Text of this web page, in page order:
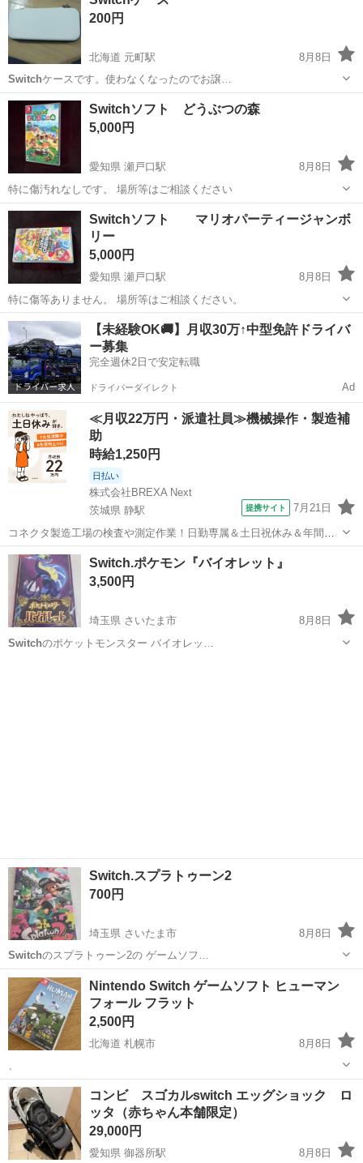
200円
北海道 元町駅
8月8日
Switchケースです。使わなくなったのでお譲…
北海道 札幌市 元町駅 携帯アクセサリー
Switchソフト どうぶつの森
5,000円
愛知県 瀬戸口駅
8月8日
特に傷汚れなしです。 場所等はご相談ください
愛知 瀬戸市 テレビゲーム
Switchソフト マリオパーティージャンボ
リー
5,000円
愛知県 瀬戸口駅
8月8日
特に傷等ありません。 場所等はご相談ください。
愛知 瀬戸市 瀬戸口駅 テレビゲーム Switch
【未経験OK🚚】月収30万↑中型免許ドライバ
ー募集
完全週休2日で安定転職
ドライバーダイレクト Ad
≪月収22万円・派遣社員≫機械操作・製造補
助
時給1,250円
日払い
株式会社BREXA Next
茨城県 静駅
提携サイト 7月21日
コネクタ製造工場の検査や測定作業！日勤専属＆土日祝休み＆年間休
日128日★クリーンルーム内作業★マイカー通勤OK＆無料駐車場あり
★就業先食堂利用可！日払い制度あり！《茨城県常陸大宮市》 人気の
工場のお仕事 ◇コネクタ製造工...
茨城 常陸大宮市 静駅 その他
Switch.ポケモン『バイオレット』
3,500円
埼玉県 さいたま市
8月8日
Switchのポケットモンスター バイオレッ…
Switch.スプラトゥーン2
700円
埼玉県 さいたま市
8月8日
Switchのスプラトゥーン2の ゲームソフ…
埼玉 さいたま市
Nintendo Switch ゲームソフト ヒューマン
フォール フラット
2,500円
北海道 札幌市
8月8日
、
北海道 札幌市 テレビゲーム
コンビ スゴカルswitch エッグショック ロ
ッタ（赤ちゃん本舗限定）
29,000円
愛知県 御器所駅
8月8日